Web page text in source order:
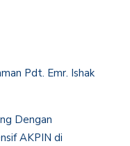
Pdt. Emr. Ishak
Dengan
AKPIN di